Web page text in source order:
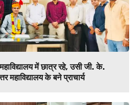
में छात्र रहे, उसी जी. के.
महाविद्यालय के बने प्राचार्य